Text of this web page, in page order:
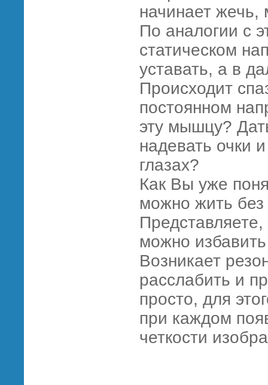
начинает
По аналогии с
статическом
уставать, а в
Происходит
постоянном
эту мышцу?
надевать очки
глазах?
Как Вы уже
можно жить без
можно
Возникает
расслабить и
просто, для
при каждом
четкости